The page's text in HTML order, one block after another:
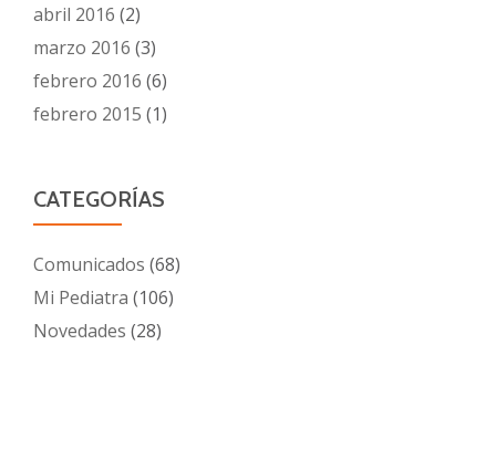
abril 2016 (2)
marzo 2016 (3)
febrero 2016 (6)
febrero 2015 (1)
CATEGORÍAS
Comunicados (68)
Mi Pediatra (106)
Novedades (28)